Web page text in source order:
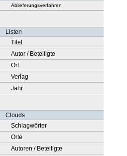
Ablieferungsverfahren
Listen
Titel
Autor / Beteiligte
Ort
Verlag
Jahr
Clouds
Schlagwörter
Orte
Autoren / Beteiligte